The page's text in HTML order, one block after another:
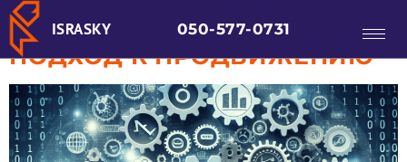
ISRASKY 050-577-0731
БИЗНЕСА: КОМПЛЕКСНЫЙ
ПОДХОД К ПРОДВИЖЕНИЮ